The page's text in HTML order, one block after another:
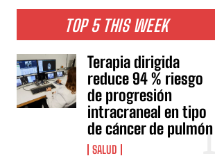
TOP 5 THIS WEEK
Terapia dirigida
reduce 94 % riesgo
de progresión
intracraneal en tipo
de cáncer de pulmón
SALUD